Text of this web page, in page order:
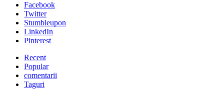
Facebook
Twitter
Stumbleupon
LinkedIn
Pinterest
Recent
Popular
comentarii
Taguri